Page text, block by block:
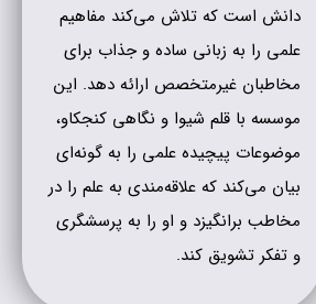
دانش است که تلاش می‌کند مفاهیم
علمی را به زبانی ساده و جذاب برای
مخاطبان غیرمتخصص ارائه دهد. این
موسسه با قلم شیوا و نگاهی کنجکاو،
موضوعات پیچیده علمی را به گونه‌ای
بیان می‌کند که علاقه‌مندی به علم را در
مخاطب برانگیزد و او را به پرسشگری
و تفکر تشویق کند.